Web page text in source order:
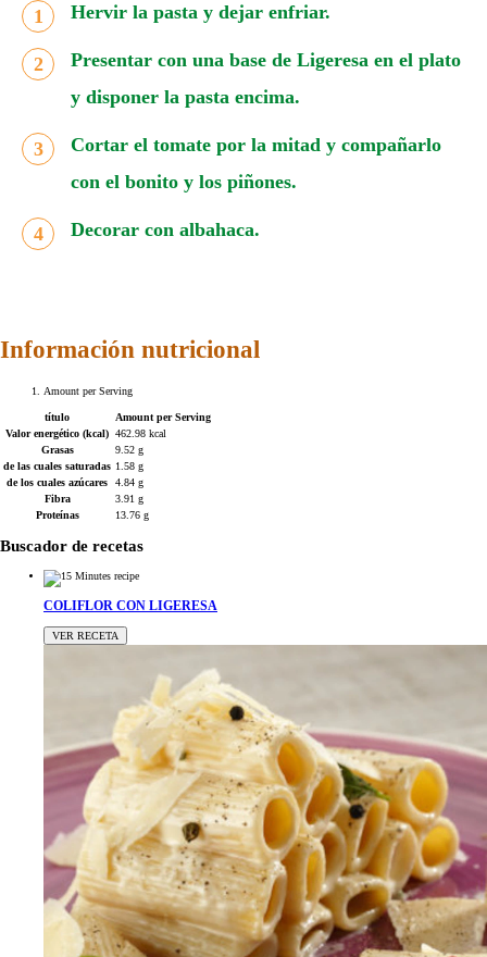
Hervir la pasta y dejar enfriar.
Presentar con una base de Ligeresa en el plato
y disponer la pasta encima.
Cortar el tomate por la mitad y compañarlo
con el bonito y los piñones.
Decorar con albahaca.
Información nutricional
Amount per Serving
título
Amount per Serving
Valor energético (kcal) 462.98 kcal
Grasas
9.52 g
de las cuales saturadas 1.58 g
de los cuales azúcares
4.84 g
Fibra
3.91 g
Proteínas
13.76 g
Buscador de recetas
COLIFLOR CON LIGERESA
VER RECETA